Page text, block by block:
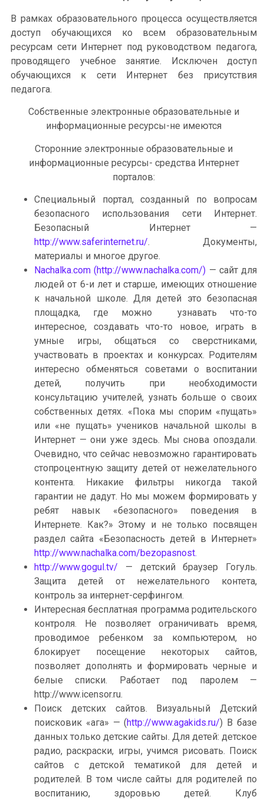
В рамках образовательного процесса осуществляется
доступ обучающихся ко всем образовательным
ресурсам сети Интернет под руководством педагога,
проводящего учебное занятие. Исключен доступ
обучающихся к сети Интернет без присутствия
педагога.
Собственные электронные образовательные и
информационные ресурсы-не имеются
Сторонние электронные образовательные и
информационные ресурсы- средства Интернет
порталов:
Специальный портал, созданный по вопросам
безопасного использования сети Интернет.
Безопасный Интернет —
http://www.saferinternet.ru/. Документы,
материалы и многое другое.
Nachalka.com (http://www.nachalka.com/) — сайт для
людей от 6-и лет и старше, имеющих отношение
к начальной школе. Для детей это безопасная
площадка, где можно узнавать что-то
интересное, создавать что-то новое, играть в
умные игры, общаться со сверстниками,
участвовать в проектах и конкурсах. Родителям
интересно обменяться советами о воспитании
детей, получить при необходимости
консультацию учителей, узнать больше о своих
собственных детях. «Пока мы спорим «пущать»
или «не пущать» учеников начальной школы в
Интернет — они уже здесь. Мы снова опоздали.
Очевидно, что сейчас невозможно гарантировать
стопроцентную защиту детей от нежелательного
контента. Никакие фильтры никогда такой
гарантии не дадут. Но мы можем формировать у
ребят навык «безопасного» поведения в
Интернете. Как?» Этому и не только посвящен
раздел сайта «Безопасность детей в Интернет»
http://www.nachalka.com/bezopasnost.
http://www.gogul.tv/ — детский браузер Гогуль.
Защита детей от нежелательного контета,
контроль за интернет-серфингом.
Интересная бесплатная программа родительского
контроля. Не позволяет ограничивать время,
проводимое ребенком за компьютером, но
блокирует посещение некоторых сайтов,
позволяет дополнять и формировать черные и
белые списки. Работает под паролем —
http://www.icensor.ru.
Поиск детских сайтов. Визуальный Детский
поисковик «ага» — (http://www.agakids.ru/) В базе
данных только детские сайты. Для детей: детское
радио, раскраски, игры, учимся рисовать. Поиск
сайтов с детской тематикой для детей и
родителей. В том числе сайты для родителей по
воспитанию, здоровью детей. Клуб